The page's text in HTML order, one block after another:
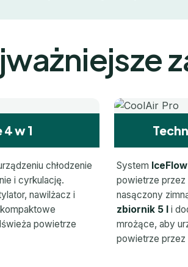
w 1
chłodzenie
i cyrkulację.
nawilżacz i
powietrze
System
powietrze przez
nasączony
zbiornik 5 l i
mrożące, aby
powietrze przez